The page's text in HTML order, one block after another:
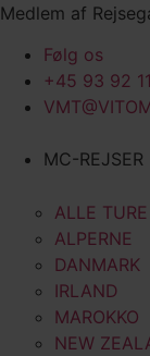
Videre
indhold
Medlem af
Følg os
+45 93 92
MC-REJSER
ALLE TURE
ALPERNE
DANMARK
IRLAND
MAROKKO
NEW